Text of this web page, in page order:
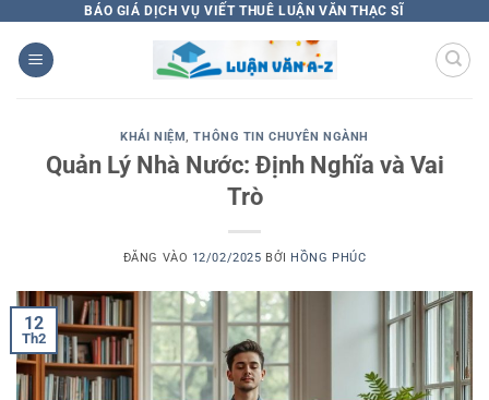
qua
nội
BÁO GIÁ DỊCH VỤ VIẾT THUÊ LUẬN VĂN THẠC SĨ
KHÁI NIỆM,THÔNG TIN CHUYÊN NGÀNH
Quản Lý Nhà Nước: Định Nghĩa và Vai
Trò
ĐĂNG VÀO 12/02/2025 BỞI HỒNG PHÚC
12
Th2